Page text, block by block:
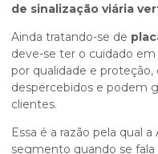
de sinalização viária
Ainda tratando-se de
deve-se ter o cuidado
por qualidade e
despercebidos e podem
clientes.
Essa é a razão pela qual
segmento quando se